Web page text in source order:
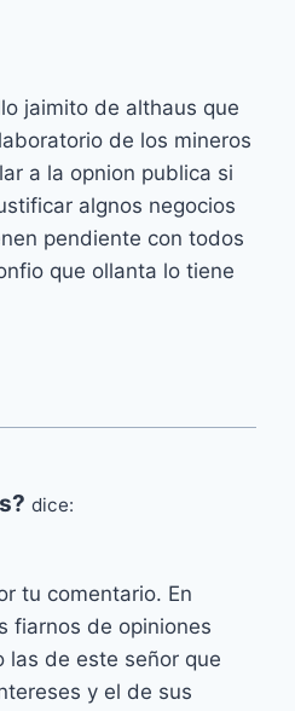
jaimito de althaus que
de los mineros
a la opnion publica si
algnos negocios
pendiente con todos
que ollanta lo tiene
dice:
tu comentario. En
fiarnos de opiniones
las de este señor que
y el de sus